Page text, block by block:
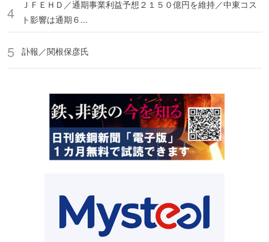
ＪＦＥＨＤ／通期事業利益予想２１５０億円を維持／中東コス
ト影響は通期６...
訃報／関根保彦氏